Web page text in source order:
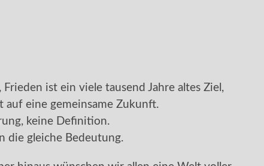
ist ein viele tausend Jahre altes Ziel,
auf eine gemeinsame Zukunft.
keine Definition.
die gleiche Bedeutung.